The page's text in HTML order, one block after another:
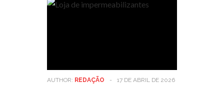
AUTHOR: REDAÇÃO - 17 DE ABRIL DE 2026